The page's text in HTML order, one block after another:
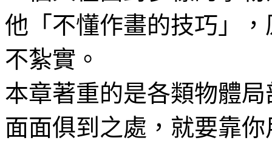
他「不懂作畫的技巧」
不紮實。
本章著重的是各類物體
面面俱到之處，就要靠